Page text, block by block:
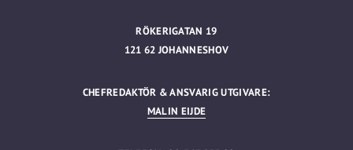
RÖKERIGATAN 19
121 62 JOHANNESHOV
CHEFREDAKTÖR & ANSVARIG UTGIVARE:
MALIN EIJDE